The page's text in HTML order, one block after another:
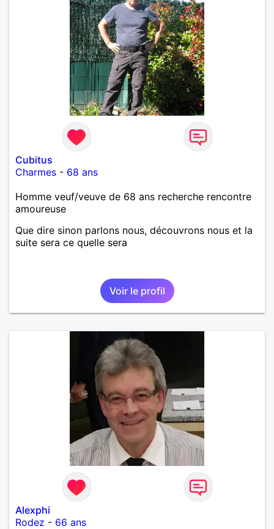
Cubitus
Charmes - 68 ans
Homme veuf/veuve de 68 ans recherche rencontre
amoureuse
Que dire sinon parlons nous, découvrons nous et la
suite sera ce quelle sera
Voir le profil
Alexphi
Rodez - 66 ans